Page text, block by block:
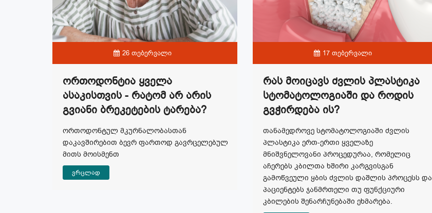
26 თებერვალი
Ორთოდონტია Ყველა
Ასაკისთვის - Რატომ Არ Არის
Გვიანი Ბრეკეტების Ტარება?
ორთოდონტულ მკურნალობასთან
დაკავშირებით ბევრ ფართოდ გავრცელებულ
მითს მოისმენთ
ვრცლად
17 თებერვალი
Რას Მოიცავს Ძვლის Პლასტიკა
Სტომატოლოგიაში Და Როდის
Გვჭირდება Ის?
თანამედროვე სტომატოლოგიაში ძვლის
პლასტიკა ერთ-ერთი ყველაზე
მნიშვნელოვანი პროცედურაა, რომელიც
აჩერებს კბილთა ხშირი კარგვისგან
გამოწვეული ყბის ძვლის დაშლის პროცესს და
პაციენტებს ჯანმრთელი თუ ფუნქციური
კბილების შენარჩუნებაში ეხმარება.